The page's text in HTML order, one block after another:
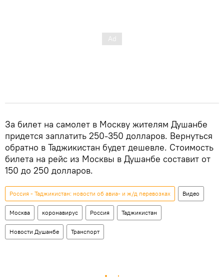
За билет на самолет в Москву жителям Душанбе
придется заплатить 250-350 долларов. Вернуться
обратно в Таджикистан будет дешевле. Стоимость
билета на рейс из Москвы в Душанбе составит от
150 до 250 долларов.
Россия - Таджикистан: новости об авиа- и ж/д перевозках Видео
Москва коронавирус Россия Таджикистан
Новости Душанбе Транспорт